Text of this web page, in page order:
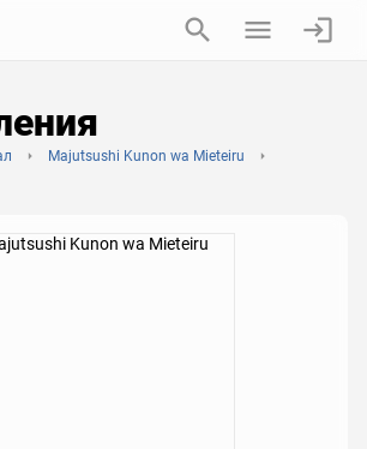
Majutsushi Kunon wa Mieteiru